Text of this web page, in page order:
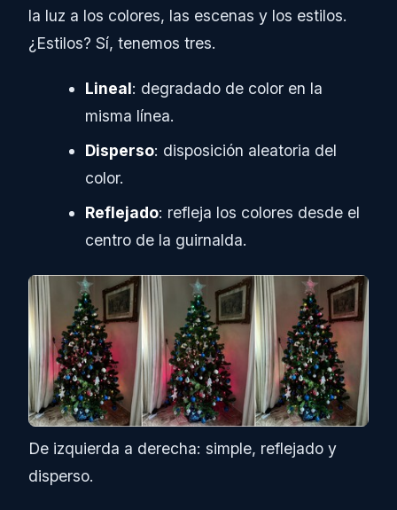
la luz a los colores, las escenas y los estilos.
¿Estilos? Sí, tenemos tres.
Lineal: degradado de color en la
misma línea.
Disperso: disposición aleatoria del
color.
Reflejado: refleja los colores desde el
centro de la guirnalda.
De izquierda a derecha: simple, reflejado y
disperso.